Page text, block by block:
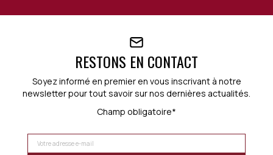
RESTONS EN CONTACT
Soyez informé en premier en vous inscrivant à notre
newsletter pour tout savoir sur nos dernières actualités.
Champ obligatoire*